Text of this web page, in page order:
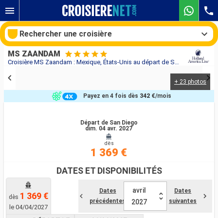
Croisière MS Zaandam : Mexique, États-Unis au départ de San Diego
MS ZAANDAM
+ 23 photos
Départ de San Diego
dim. 04 avr. 2027
dès
1 369 €
Payez en 4 fois dès 342 €/mois
DATES ET DISPONIBILITÉS
dès 1 369 €
le 04/04/2027
Dates
précédentes
avril
2027
Dates
suivantes
Rechercher une croisière
Compagnies
Rechercher